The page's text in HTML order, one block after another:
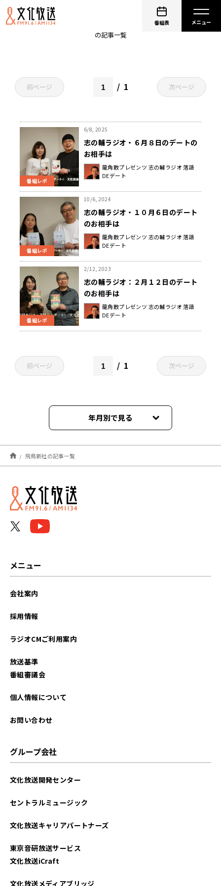
番組表
の記事一覧
前ページ 1 次ページ
番組レポ
6/8, 2025
志の輔ラジオ・６月８日のデートの
お相手は
龍角散プレゼンツ 志の輔ラジオ 落語
DEデート
番組レポ
10/6, 2024
志の輔ラジオ・１０月６日のデート
のお相手は
龍角散プレゼンツ 志の輔ラジオ 落語
DEデート
番組レポ
2/12, 2023
志の輔ラジオ：２月１２日のデート
のお相手は
龍角散プレゼンツ 志の輔ラジオ 落語
DEデート
前ページ 1 次ページ
年月別で見る
2025年06月
2024年10月
2023年02月
飛鳥新社の記事一覧
メニュー
会社案内
採用情報
ラジオCMご利用案内
放送基準
番組審議会
個人情報について
お問い合わせ
グループ会社
文化放送開発センター
セントラルミュージック
文化放送キャリアパートナーズ
東京音研放送サービス
文化放送iCraft
文化放送メディアブリッジ